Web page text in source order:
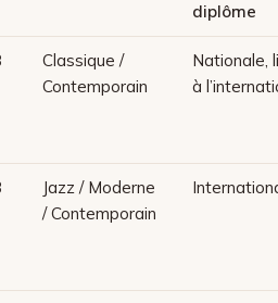
diplôme
Classique /
Contemporain
Nationale,
à
Jazz / Moderne
/ Contemporain